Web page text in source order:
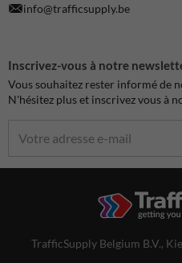
info@trafficsupply.be
Inscrivez-vous à notre
Vous souhaitez rester informé de
N'hésitez plus et inscrivez vous à
TrafficSupply Belgium B.V.,